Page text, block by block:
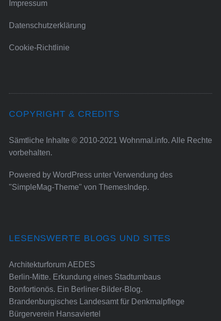
Impressum
Datenschutzerklärung
Cookie-Richtlinie
COPYRIGHT & CREDITS
Sämtliche Inhalte © 2010-2021 Wohnmal.info. Alle Rechte
vorbehalten.
Powered by WordPressunter Verwendung des
"SimpleMag-Theme" von ThemesIndep.
LESENSWERTE BLOGS UND SITES
Architekturforum AEDES
Berlin-Mitte. Erkundung eines Stadtumbaus
Bonfortionös. Ein Berliner-Bilder-Blog.
Brandenburgisches Landesamt für Denkmalpflege
Bürgerverein Hansaviertel